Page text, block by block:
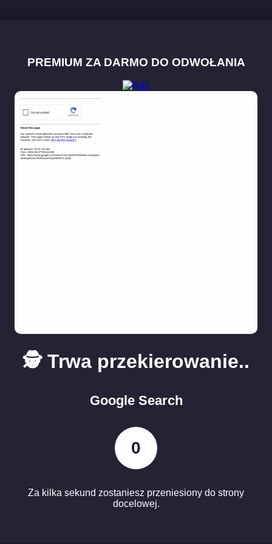
PREMIUM ZA DARMO DO ODWOŁANIA
🕵️ Trwa przekierowanie..
Google Search
0
Za kilka sekund zostaniesz przeniesiony do strony
docelowej.